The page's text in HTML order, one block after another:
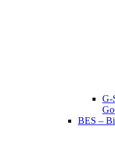
G-
BES –